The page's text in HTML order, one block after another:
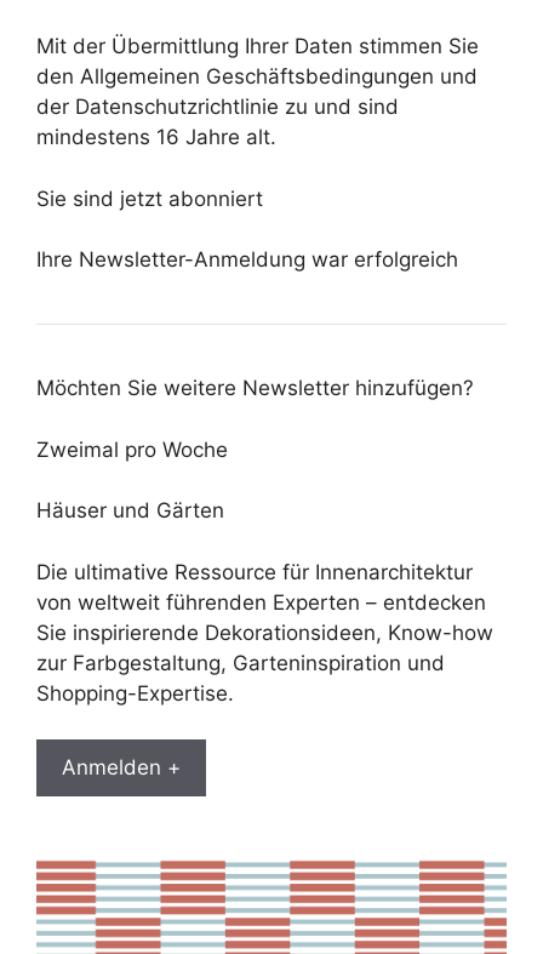
Mit der Übermittlung Ihrer Daten stimmen Sie
den Allgemeinen Geschäftsbedingungen und
der Datenschutzrichtlinie zu und sind
mindestens 16 Jahre alt.
Sie sind jetzt abonniert
Ihre Newsletter-Anmeldung war erfolgreich
Möchten Sie weitere Newsletter hinzufügen?
Zweimal pro Woche
Häuser und Gärten
Die ultimative Ressource für Innenarchitektur
von weltweit führenden Experten – entdecken
Sie inspirierende Dekorationsideen, Know-how
zur Farbgestaltung, Garteninspiration und
Shopping-Expertise.
Anmelden +